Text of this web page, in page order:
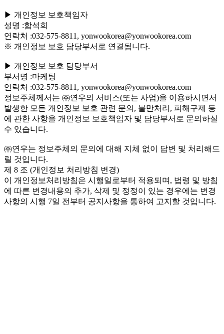
▶ 개인정보 보호책임자
성명 :함석희
연락처 :032-575-8811, yonwookorea@yonwookorea.com
※ 개인정보 보호 담당부서로 연결됩니다.
▶ 개인정보 보호 담당부서
부서명 :마케팅
연락처 :032-575-8811, yonwookorea@yonwookorea.com
정보주체께서는 ㈜연우의 서비스(또는 사업)을 이용하시면서
발생한 모든 개인정보 보호 관련 문의, 불만처리, 피해구제 등
에 관한 사항을 개인정보 보호책임자 및 담당부서로 문의하실
수 있습니다.
㈜연우는 정보주체의 문의에 대해 지체 없이 답변 및 처리해드
릴 것입니다.
제 8 조 (개인정보 처리방침 변경)
이 개인정보처리방침은 시행일로부터 적용되며, 법령 및 방침
에 따른 변경내용의 추가, 삭제 및 정정이 있는 경우에는 변경
사항의 시행 7일 전부터 공지사항을 통하여 고지할 것입니다.